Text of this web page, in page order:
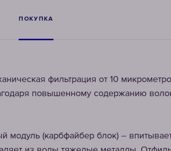
ПОКУПКА
фильтрация от 10
повышенному содержанию
модуль (карбфайбер блок) –